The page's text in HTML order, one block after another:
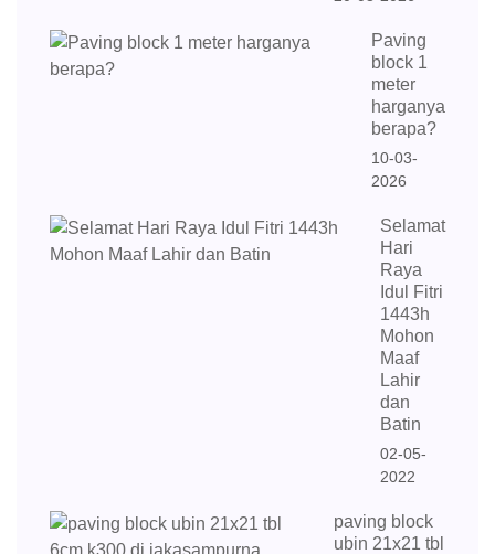
Paving
block 1
meter
harganya
berapa?
10-03-
2026
Selamat
Hari
Raya
Idul Fitri
1443h
Mohon
Maaf
Lahir
dan
Batin
02-05-
2022
paving block
ubin 21x21 tbl